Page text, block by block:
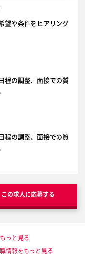
望や条件をヒアリング
程の調整、面接での質
程の調整、面接での質
この求人に応募する
っと見る
情報をもっと見る